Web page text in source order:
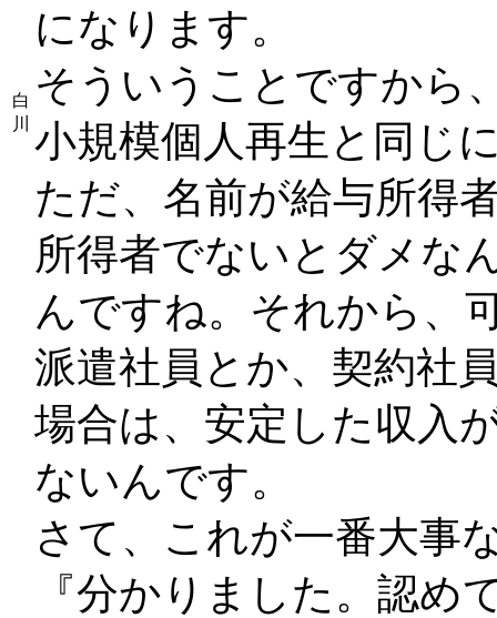
白
川
になります。
そういうことですから
小規模個人再生と同じ
ただ、名前が給与所得
所得者でないとダメな
んですね。それから、
派遣社員とか、契約社
場合は、安定した収入
ないんです。
さて、これが一番大事
『分かりました。認め